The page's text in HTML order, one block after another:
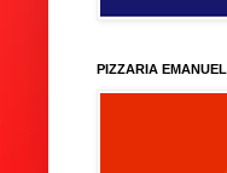
PIZZARIA EMANUEL